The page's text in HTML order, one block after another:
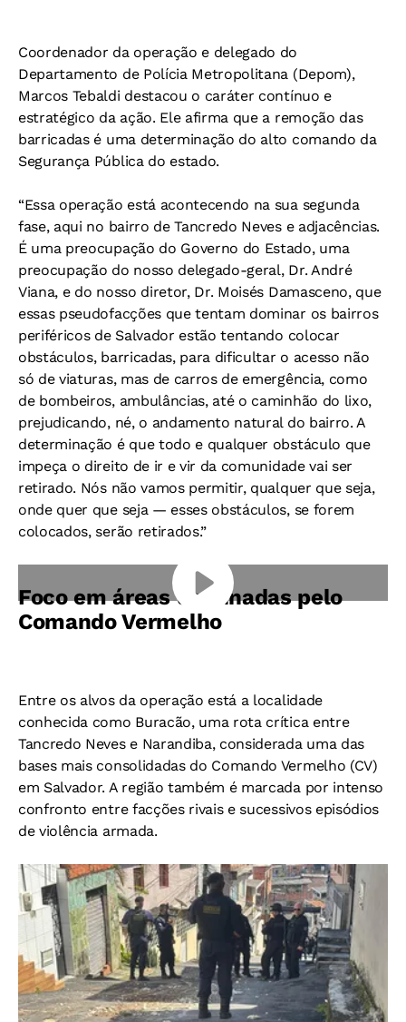
Coordenador da operação e delegado do
Departamento de Polícia Metropolitana (Depom),
Marcos Tebaldi destacou o caráter contínuo e
estratégico da ação. Ele afirma que a remoção das
barricadas é uma determinação do alto comando da
Segurança Pública do estado.
“Essa operação está acontecendo na sua segunda
fase, aqui no bairro de Tancredo Neves e adjacências.
É uma preocupação do Governo do Estado, uma
preocupação do nosso delegado-geral, Dr. André
Viana, e do nosso diretor, Dr. Moisés Damasceno, que
essas pseudofacções que tentam dominar os bairros
periféricos de Salvador estão tentando colocar
obstáculos, barricadas, para dificultar o acesso não
só de viaturas, mas de carros de emergência, como
de bombeiros, ambulâncias, até o caminhão do lixo,
prejudicando, né, o andamento natural do bairro. A
determinação é que todo e qualquer obstáculo que
impeça o direito de ir e vir da comunidade vai ser
retirado. Nós não vamos permitir, qualquer que seja,
onde quer que seja — esses obstáculos, se forem
colocados, serão retirados.”
Foco em áreas dominadas pelo
Comando Vermelho
Entre os alvos da operação está a localidade
conhecida como Buracão, uma rota crítica entre
Tancredo Neves e Narandiba, considerada uma das
bases mais consolidadas do Comando Vermelho (CV)
em Salvador. A região também é marcada por intenso
confronto entre facções rivais e sucessivos episódios
de violência armada.